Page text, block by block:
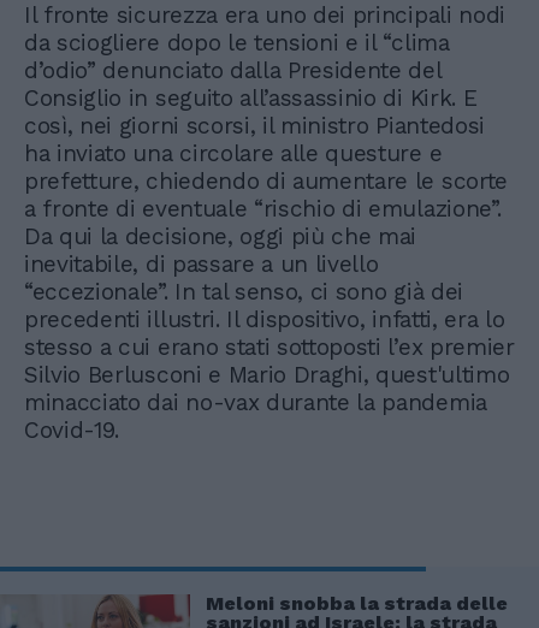
Il fronte sicurezza era uno dei principali nodi
da sciogliere dopo le tensioni e il “clima
d’odio” denunciato dalla Presidente del
Consiglio in seguito all’assassinio di Kirk. E
così, nei giorni scorsi, il ministro Piantedosi
ha inviato una circolare alle questure e
prefetture, chiedendo di aumentare le scorte
a fronte di eventuale “rischio di emulazione”.
Da qui la decisione, oggi più che mai
inevitabile, di passare a un livello
“eccezionale”. In tal senso, ci sono già dei
precedenti illustri. Il dispositivo, infatti, era lo
stesso a cui erano stati sottoposti l’ex premier
Silvio Berlusconi e Mario Draghi, quest'ultimo
minacciato dai no-vax durante la pandemia
Covid-19.
Meloni snobba la strada delle
sanzioni ad Israele: la strada